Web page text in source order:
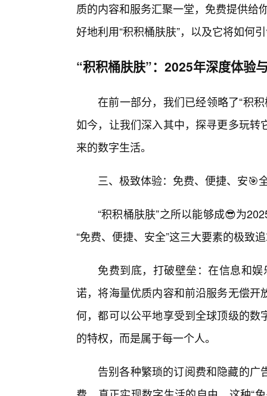
质的内容和服务汇聚一堂，免费提供给
好地利用“积积桶肤肤”，以及它将如何
“积积桶肤肤”：2025年深度体验
在前一部分，我们已经领略了“积
如今，让我们深入其中，探寻更多玩
来的数字生活。
三、极致体验：免费、便捷、安🎯
“积积桶肤肤”之所以能够成😎为
“免费、便捷、安全”这三大要素的极致
免费到底，打破壁垒：在信息和娱
诺，将海量优质内容和前沿服务无偿
何，都可以公平地享受到全球顶级的
的特权，而是属于每一个人。
告别各种繁琐的订阅费和隐藏的